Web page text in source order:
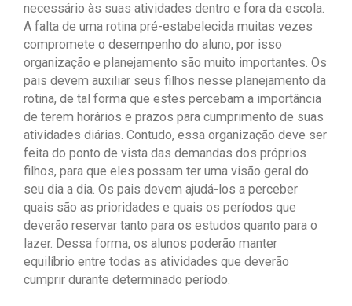
necessário às suas atividades dentro e fora da escola.
A falta de uma rotina pré-estabelecida muitas vezes
compromete o desempenho do aluno, por isso
organização e planejamento são muito importantes. Os
pais devem auxiliar seus filhos nesse planejamento da
rotina, de tal forma que estes percebam a importância
de terem horários e prazos para cumprimento de suas
atividades diárias. Contudo, essa organização deve ser
feita do ponto de vista das demandas dos próprios
filhos, para que eles possam ter uma visão geral do
seu dia a dia. Os pais devem ajudá-los a perceber
quais são as prioridades e quais os períodos que
deverão reservar tanto para os estudos quanto para o
lazer. Dessa forma, os alunos poderão manter
equilíbrio entre todas as atividades que deverão
cumprir durante determinado período.